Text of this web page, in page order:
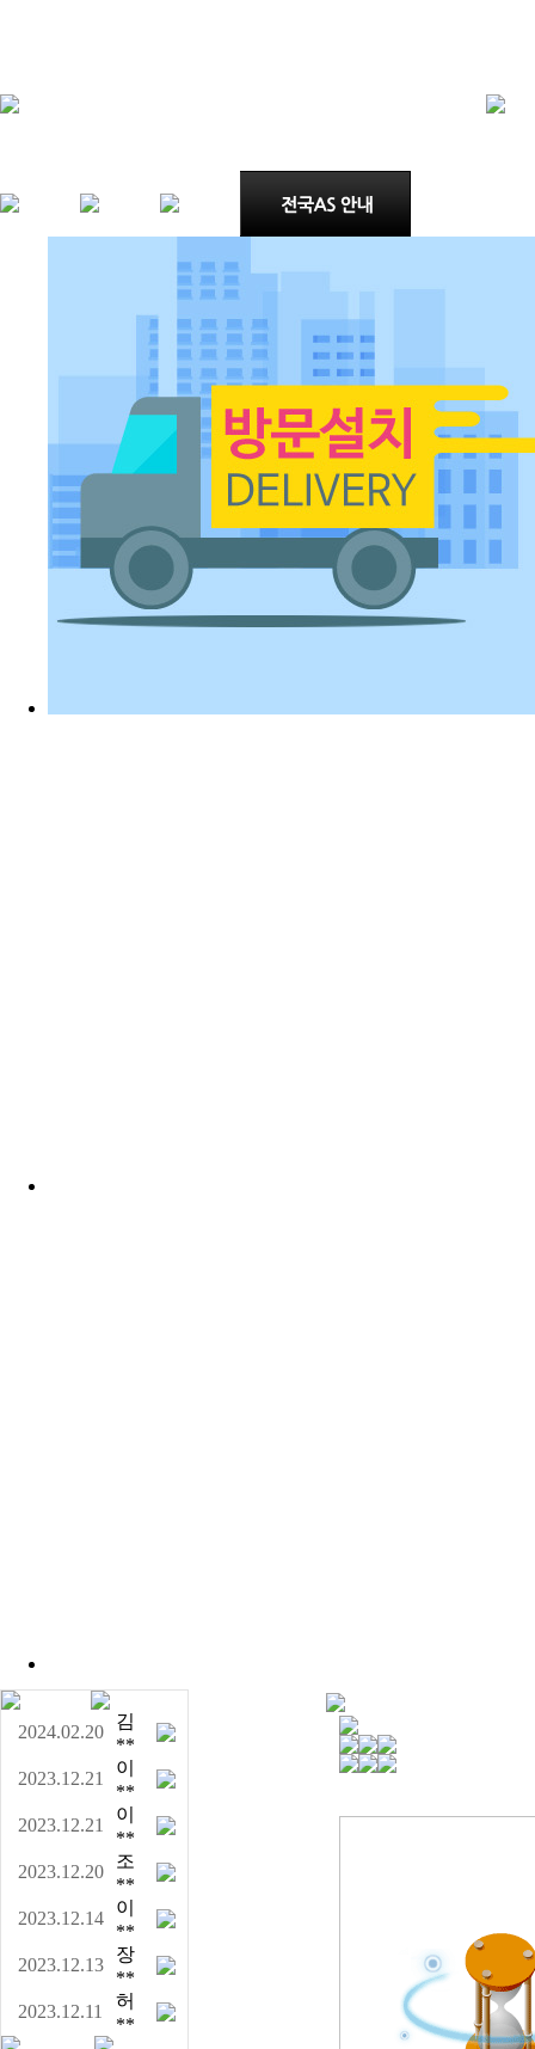
2024.02.20
김
**
2023.12.21
이
**
2023.12.21
이
**
2023.12.20
조
**
2023.12.14
이
**
2023.12.13
장
**
2023.12.11
허
**